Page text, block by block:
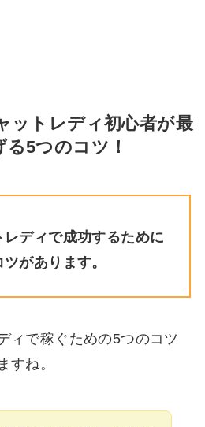
ットレディ初心者が最
5つのコツ！
ディで成功するために
があります。
ィで稼ぐための5つのコツ
すね。